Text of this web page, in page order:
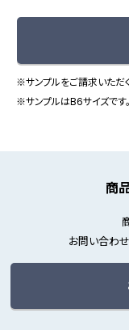
※サンプルをご請求いただ
※サンプルはB6サイズです。
商
お問い合わせ